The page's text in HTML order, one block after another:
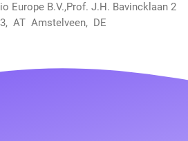
Europe B.V.,Prof. J.H. Bavincklaan 2
AT Amstelveen, DE